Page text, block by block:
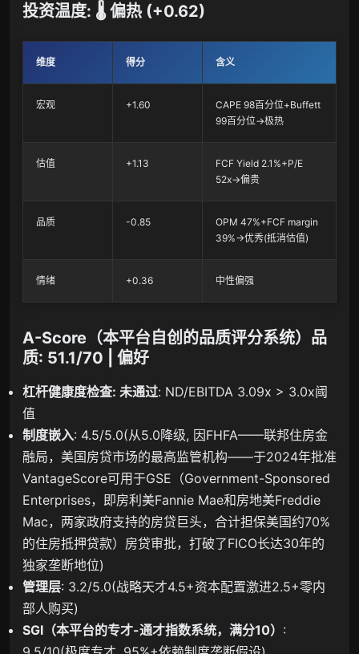
投资温度: 🌡️ 偏热 (+0.62)
维度 得分 含义
宏观 +1.60
CAPE 98百分位+Buffett
99百分位→极热
估值 +1.13
FCF Yield 2.1%+P/E
52x→偏贵
品质 -0.85
OPM 47%+FCF margin
39%→优秀(抵消估值)
情绪 +0.36 中性偏强
A-Score（本平台自创的品质评分系统）品
质: 51.1/70 | 偏好
杠杆健康度检查: 未通过: ND/EBITDA 3.09x > 3.0x阈
值
制度嵌入: 4.5/5.0(从5.0降级, 因FHFA——联邦住房金
融局，美国房贷市场的最高监管机构——于2024年批准
VantageScore可用于GSE（Government-Sponsored
Enterprises，即房利美Fannie Mae和房地美Freddie
Mac，两家政府支持的房贷巨头，合计担保美国约70%
的住房抵押贷款）房贷审批，打破了FICO长达30年的
独家垄断地位)
管理层: 3.2/5.0(战略天才4.5+资本配置激进2.5+零内
部人购买)
SGI（本平台的专才-通才指数系统，满分10） :